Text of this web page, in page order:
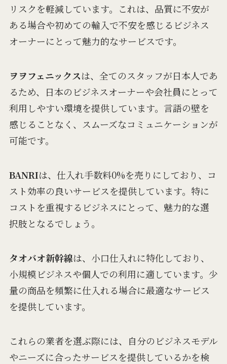
リスクを軽減しています。これは、品質に不安が
ある場合や初めての輸入で不安を感じるビジネス
オーナーにとって魅力的なサービスです。
ヲヲフェニックスは、全てのスタッフが日本人であ
るため、日本のビジネスオーナーや会社員にとって
利用しやすい環境を提供しています。言語の壁を
感じることなく、スムーズなコミュニケーションが
可能です。
BANRIは、仕入れ手数料0%を売りにしており、コ
スト効率の良いサービスを提供しています。特に
コストを重視するビジネスにとって、魅力的な選
択肢となるでしょう。
タオバオ新幹線は、小口仕入れに特化しており、
小規模ビジネスや個人での利用に適しています。少
量の商品を頻繁に仕入れる場合に最適なサービス
を提供しています。
これらの業者を選ぶ際には、自分のビジネスモデル
やニーズに合ったサービスを提供しているかを検